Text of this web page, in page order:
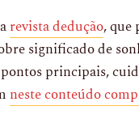
revista dedução, que
significado de
principais,
neste conteúdo